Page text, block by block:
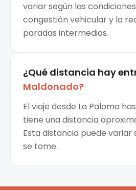
variar según las
congestión vehicular y la
paradas intermedias.
¿Qué distancia hay
Maldonado?
El viaje desde La Paloma
tiene una distancia
Esta distancia puede variar
se tome.